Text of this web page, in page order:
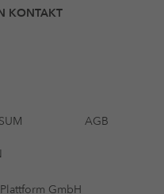
KONTAKT
AGB
GmbH